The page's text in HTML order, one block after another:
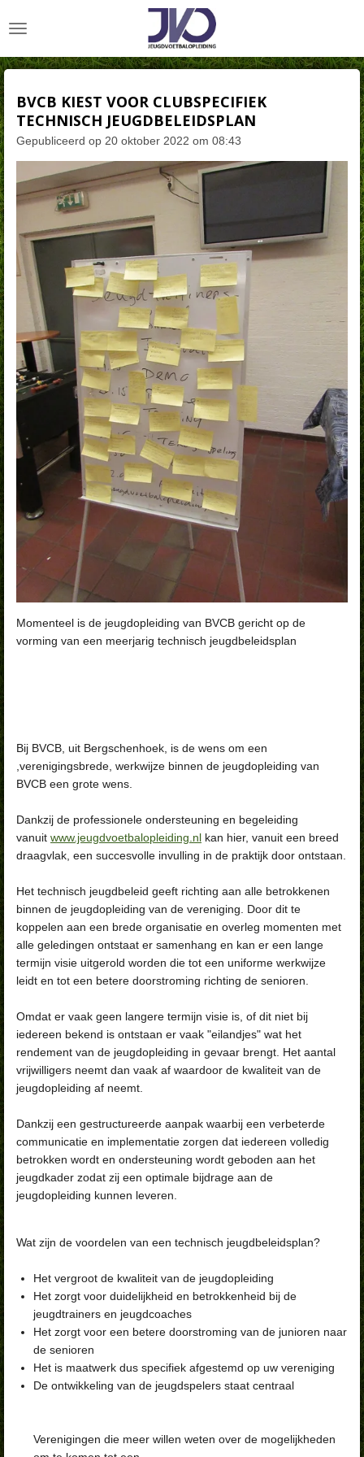
direct
de
BVCB KIEST VOOR CLUBSPECIFIEK
TECHNISCH JEUGDBELEIDSPLAN
Gepubliceerd op 20 oktober 2022 om 08:43
Momenteel is de jeugdopleiding van BVCB gericht op de
vorming van een meerjarig technisch jeugdbeleidsplan
Bij BVCB, uit Bergschenhoek, is de wens om een
,verenigingsbrede, werkwijze binnen de jeugdopleiding van
BVCB een grote wens.
Dankzij de professionele ondersteuning en begeleiding
vanuit www.jeugdvoetbalopleiding.nl kan hier, vanuit een breed
draagvlak, een succesvolle invulling in de praktijk door ontstaan.
Het technisch jeugdbeleid geeft richting aan alle betrokkenen
binnen de jeugdopleiding van de vereniging. Door dit te
koppelen aan een brede organisatie en overleg momenten met
alle geledingen ontstaat er samenhang en kan er een lange
termijn visie uitgerold worden die tot een uniforme werkwijze
leidt en tot een betere doorstroming richting de senioren.
Omdat er vaak geen langere termijn visie is, of dit niet bij
iedereen bekend is ontstaan er vaak "eilandjes" wat het
rendement van de jeugdopleiding in gevaar brengt. Het aantal
vrijwilligers neemt dan vaak af waardoor de kwaliteit van de
jeugdopleiding af neemt.
Dankzij een gestructureerde aanpak waarbij een verbeterde
communicatie en implementatie zorgen dat iedereen volledig
betrokken wordt en ondersteuning wordt geboden aan het
jeugdkader zodat zij een optimale bijdrage aan de
jeugdopleiding kunnen leveren.
Wat zijn de voordelen van een technisch jeugdbeleidsplan?
Het vergroot de kwaliteit van de jeugdopleiding
Het zorgt voor duidelijkheid en betrokkenheid bij de
jeugdtrainers en jeugdcoaches
Het zorgt voor een betere doorstroming van de junioren naar
de senioren
Het is maatwerk dus specifiek afgestemd op uw vereniging
De ontwikkeling van de jeugdspelers staat centraal
Verenigingen die meer willen weten over de mogelijkheden